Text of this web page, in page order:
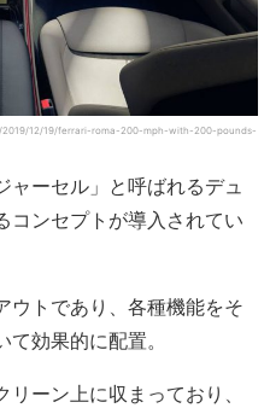
12/19/ferrari-roma-200-mph-with-200-pounds-
ャーセル」と呼ばれるデュ
コンセプトが導入されてい
ウトであり、各種機能をそ
効果的に配置。
ーン上に収まっており、